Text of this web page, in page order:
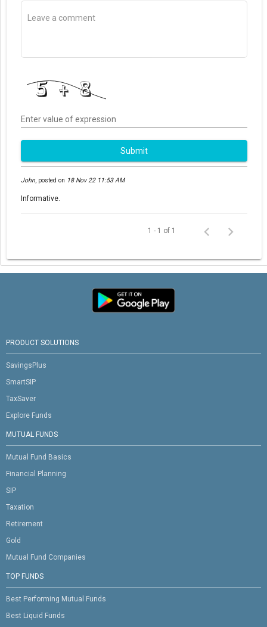
Enter value of expression
Submit
John, posted on 18 Nov 22 11:53 AM
Informative.
1 - 1 of 1
PRODUCT SOLUTIONS
SavingsPlus
SmartSIP
TaxSaver
Explore Funds
MUTUAL FUNDS
Mutual Fund Basics
Financial Planning
SIP
Taxation
Retirement
Gold
Mutual Fund Companies
TOP FUNDS
Best Performing Mutual Funds
Best Liquid Funds